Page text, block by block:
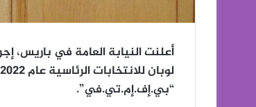
أعلنت النيابة العامة في باريس،
“بي.إف.إم.تي.في”.